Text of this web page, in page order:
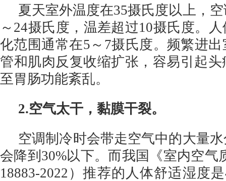
夏天室外温度在35摄氏度以上，
～24摄氏度，温差超过10摄氏度。
化范围通常在5～7摄氏度。频繁进
管和肌肉反复收缩扩张，容易引起
至胃肠功能紊乱。
2.空气太干，黏膜干裂。
空调制冷时会带走空气中的大量
会降到30%以下。而我国《室内空气
18883-2022）推荐的人体舒适湿度